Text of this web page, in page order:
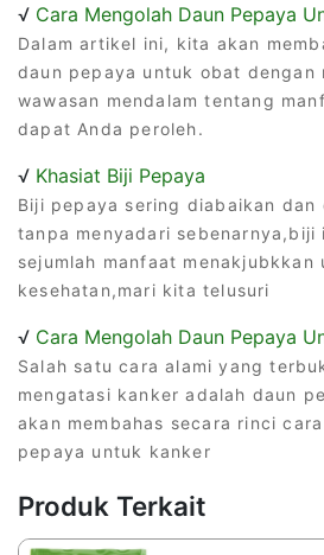
√ Cara Mengolah Daun Pepaya
Dalam artikel ini, kita akan
daun pepaya untuk obat dengan
wawasan mendalam tentang
dapat Anda peroleh.
√ Khasiat Biji Pepaya
Biji pepaya sering diabaikan dan
tanpa menyadari sebenarnya,biji
sejumlah manfaat menakjubkkan
kesehatan,mari kita telusuri
√ Cara Mengolah Daun Pepaya
Salah satu cara alami yang
mengatasi kanker adalah daun
akan membahas secara rinci
pepaya untuk kanker
Produk Terkait